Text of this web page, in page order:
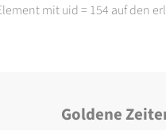
mit uid = 154 auf den
Goldene